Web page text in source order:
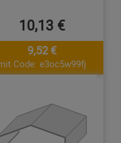
10,13 €
9,52 €
Code: e3oc5w99fj